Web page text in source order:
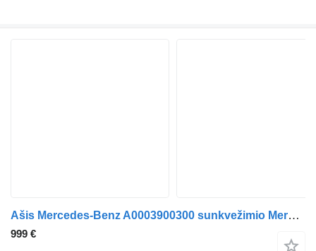
Ašis Mercedes-Benz A0003900300 sunkvežimio Mercedes-Benz Actros MP2 MP3 6x2 8x2
999 €